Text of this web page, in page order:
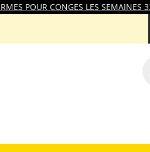
POUR CONGES LES SEMAINES